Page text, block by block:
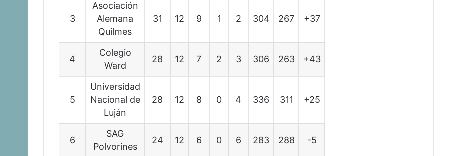
3
Asociación
Alemana
Quilmes
31 12 9 1 2 304 267 +37
4
Colegio
Ward
28 12 7 2 3 306 263 +43
5
Universidad
Nacional de
Luján
28 12 8 0 4 336 311 +25
6
SAG
Polvorines
24 12 6 0 6 283 288 -5